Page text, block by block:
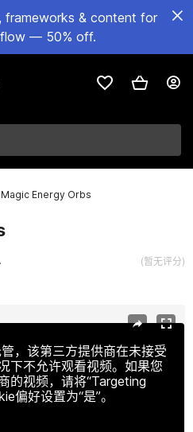
frameworks & content for
— 50% off.
Magic Energy Orbs
(暂无评分)
，该第三方提供商在未接受
下不允许观看视频。如果您
的视频，请将“Targeting
偏好设置为“是”。